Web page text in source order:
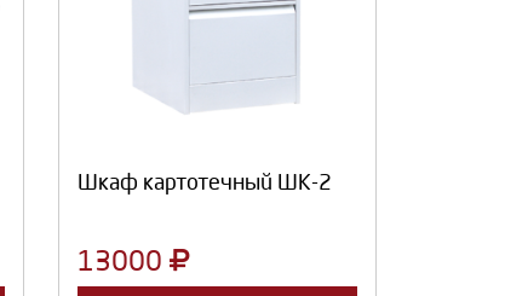
Шкаф картотечный ШК-2
13000
Выберите количество: